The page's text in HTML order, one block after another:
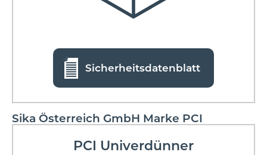
Sicherheitsdatenblatt
Sika Österreich GmbH Marke PCI
PCI Univerdünner